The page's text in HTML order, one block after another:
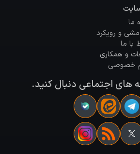
ما
و رویکرد
با ما
و همکاری
خصوصی
های اجتماعی دنبال کنید.